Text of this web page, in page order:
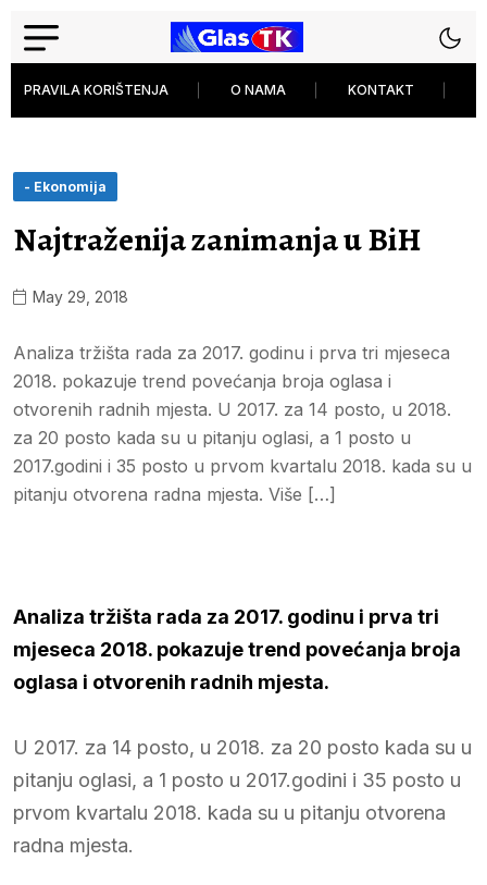
PRAVILA KORIŠTENJA O NAMA KONTAKT
- Ekonomija
Najtraženija zanimanja u BiH
May 29, 2018
Analiza tržišta rada za 2017. godinu i prva tri mjeseca
2018. pokazuje trend povećanja broja oglasa i
otvorenih radnih mjesta. U 2017. za 14 posto, u 2018.
za 20 posto kada su u pitanju oglasi, a 1 posto u
2017.godini i 35 posto u prvom kvartalu 2018. kada su u
pitanju otvorena radna mjesta. Više […]
Analiza tržišta rada za 2017. godinu i prva tri
mjeseca 2018. pokazuje trend povećanja broja
oglasa i otvorenih radnih mjesta.
U 2017. za 14 posto, u 2018. za 20 posto kada su u
pitanju oglasi, a 1 posto u 2017.godini i 35 posto u
prvom kvartalu 2018. kada su u pitanju otvorena
radna mjesta.